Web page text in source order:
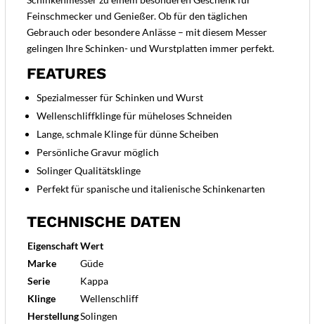
Feinschmecker und Genießer. Ob für den täglichen
Gebrauch oder besondere Anlässe – mit diesem Messer
gelingen Ihre Schinken- und Wurstplatten immer perfekt.
FEATURES
Spezialmesser für Schinken und Wurst
Wellenschliffklinge für müheloses Schneiden
Lange, schmale Klinge für dünne Scheiben
Persönliche Gravur möglich
Solinger Qualitätsklinge
Perfekt für spanische und italienische Schinkenarten
TECHNISCHE DATEN
EigenschaftWert
Marke
Güde
Serie
Kappa
Klinge
Wellenschliff
HerstellungSolingen